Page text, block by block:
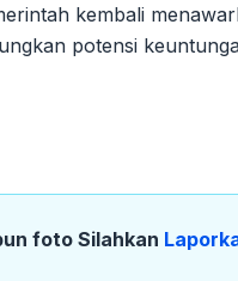
kembali
potensi
foto Silahkan